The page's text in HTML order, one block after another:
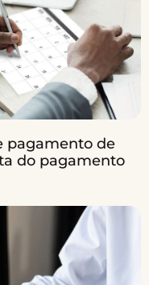
pagamento de
do pagamento